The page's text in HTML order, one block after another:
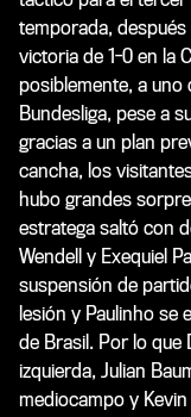
temporada,
victoria de 1-0 en la
posiblemente, a uno
Bundesliga, pese a
gracias a un plan
cancha, los
hubo grandes
estratega saltó con
Wendell y Exequiel
suspensión de
lesión y Paulinho se
de Brasil. Por lo que
izquierda, Julian
mediocampo y